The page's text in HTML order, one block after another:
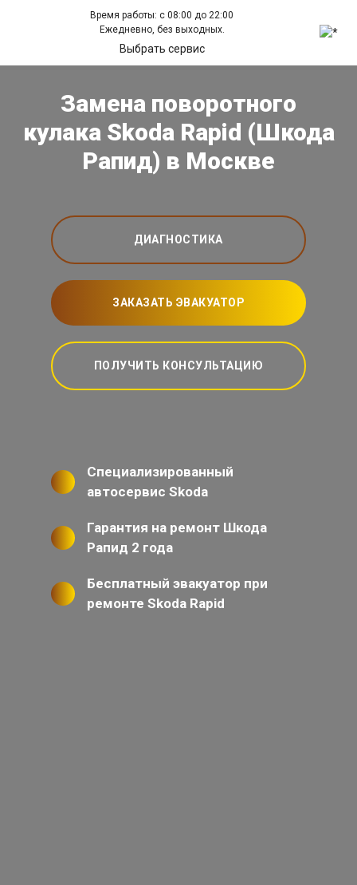
Время работы: с 08:00 до 22:00
Ежедневно, без выходных.
Выбрать сервис
Замена поворотного
кулака Skoda Rapid (Шкода
Рапид) в Москве
ДИАГНОСТИКА
ЗАКАЗАТЬ ЭВАКУАТОР
ПОЛУЧИТЬ КОНСУЛЬТАЦИЮ
Специализированный
автосервис Skoda
Гарантия на ремонт Шкода
Рапид 2 года
Бесплатный эвакуатор при
ремонте Skoda Rapid